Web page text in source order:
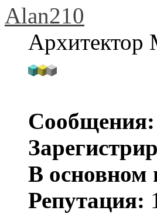
Alan210
Архитектор
Сообщения:
В основном
Репутация: